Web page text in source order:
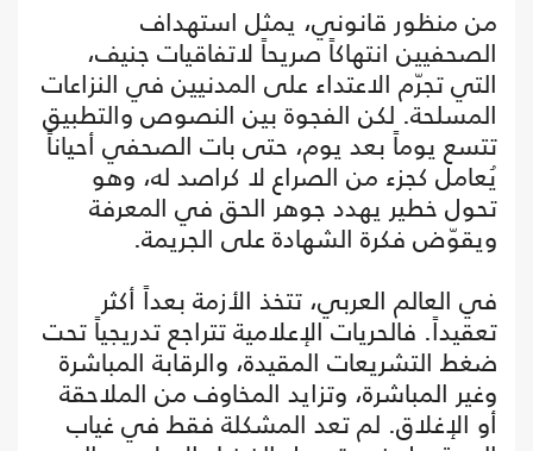
من منظور قانوني، يمثل استهداف
الصحفيين انتهاكاً صريحاً لاتفاقيات جنيف،
التي تجرّم الاعتداء على المدنيين في النزاعات
المسلحة. لكن الفجوة بين النصوص والتطبيق
تتسع يوماً بعد يوم، حتى بات الصحفي أحياناً
يُعامل كجزء من الصراع لا كراصد له، وهو
تحول خطير يهدد جوهر الحق في المعرفة
ويقوّض فكرة الشهادة على الجريمة.
في العالم العربي، تتخذ الأزمة بعداً أكثر
تعقيداً. فالحريات الإعلامية تتراجع تدريجياً تحت
ضغط التشريعات المقيدة، والرقابة المباشرة
وغير المباشرة، وتزايد المخاوف من الملاحقة
أو الإغلاق. لم تعد المشكلة فقط في غياب